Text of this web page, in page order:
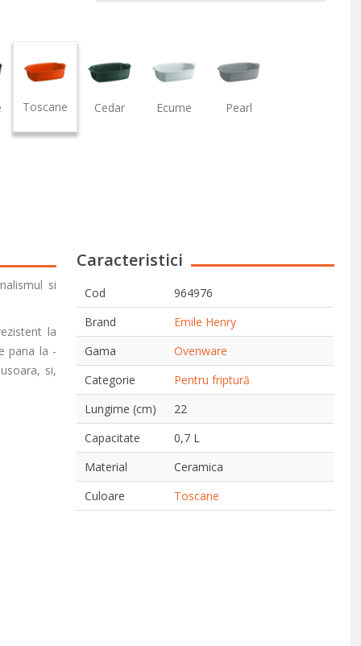
Toscane Cedar Ecume Pearl
si
la
pana la -
si,
Caracteristici
Cod
964976
Brand
Emile Henry
Gama
Ovenware
Categorie
Pentru friptură
Lungime (cm)
22
Capacitate
0,7 L
Material
Ceramica
Culoare
Toscane